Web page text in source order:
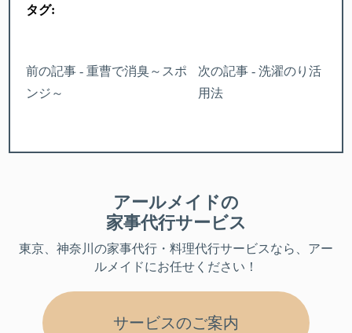
タグ:
前の記事 - 重曹で消臭～スポ
ンジ～
次の記事 - 洗濯のり活
用法
アールメイドの
家事代行サービス
東京、神奈川 の家事代行・料理代行サービスなら、アー
ルメイドにお任せください！
サービスのご案内